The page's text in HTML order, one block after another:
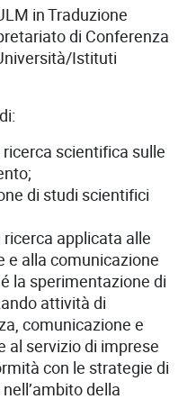
in Traduzione
di Conferenza
Istituti
scientifica sulle
di studi scientifici
applicata alle
e alla comunicazione
la sperimentazione di
attività di
comunicazione e
al servizio di imprese
con le strategie di
della